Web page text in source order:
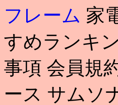
フレーム 家
すめランキ
事項 会員規
ース サムソ